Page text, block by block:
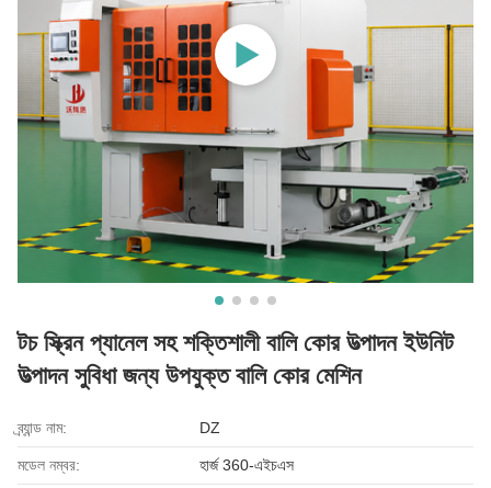
টচ স্ক্রিন প্যানেল সহ শক্তিশালী বালি কোর উত্পাদন ইউনিট
উত্পাদন সুবিধা জন্য উপযুক্ত বালি কোর মেশিন
ব্র্যান্ড নাম: DZ
মডেল নম্বর: হার্জ 360-এইচএস